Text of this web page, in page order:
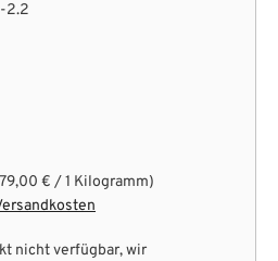
2.2
€ / 1 Kilogramm)
nicht verfügbar, wir